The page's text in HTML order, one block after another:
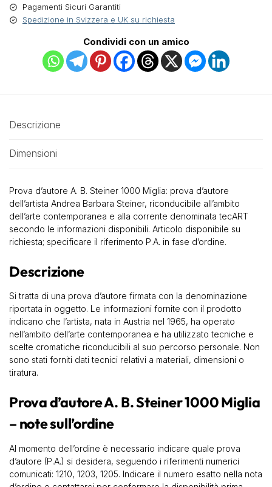
Pagamenti Sicuri Garantiti
Spedizione in Svizzera e UK su richiesta
Condividi con un amico
Descrizione
Dimensioni
Prova d’autore A. B. Steiner 1000 Miglia: prova d’autore
dell’artista Andrea Barbara Steiner, riconducibile all’ambito
dell’arte contemporanea e alla corrente denominata tecART
secondo le informazioni disponibili. Articolo disponibile su
richiesta; specificare il riferimento P.A. in fase d’ordine.
Descrizione
Si tratta di una prova d’autore firmata con la denominazione
riportata in oggetto. Le informazioni fornite con il prodotto
indicano che l’artista, nata in Austria nel 1965, ha operato
nell’ambito dell’arte contemporanea e ha utilizzato tecniche e
scelte cromatiche riconducibili al suo percorso personale. Non
sono stati forniti dati tecnici relativi a materiali, dimensioni o
tiratura.
Prova d’autore A. B. Steiner 1000 Miglia
– note sull’ordine
Al momento dell’ordine è necessario indicare quale prova
d’autore (P.A.) si desidera, seguendo i riferimenti numerici
comunicati: 1210, 1203, 1205. Indicare il numero esatto nella nota